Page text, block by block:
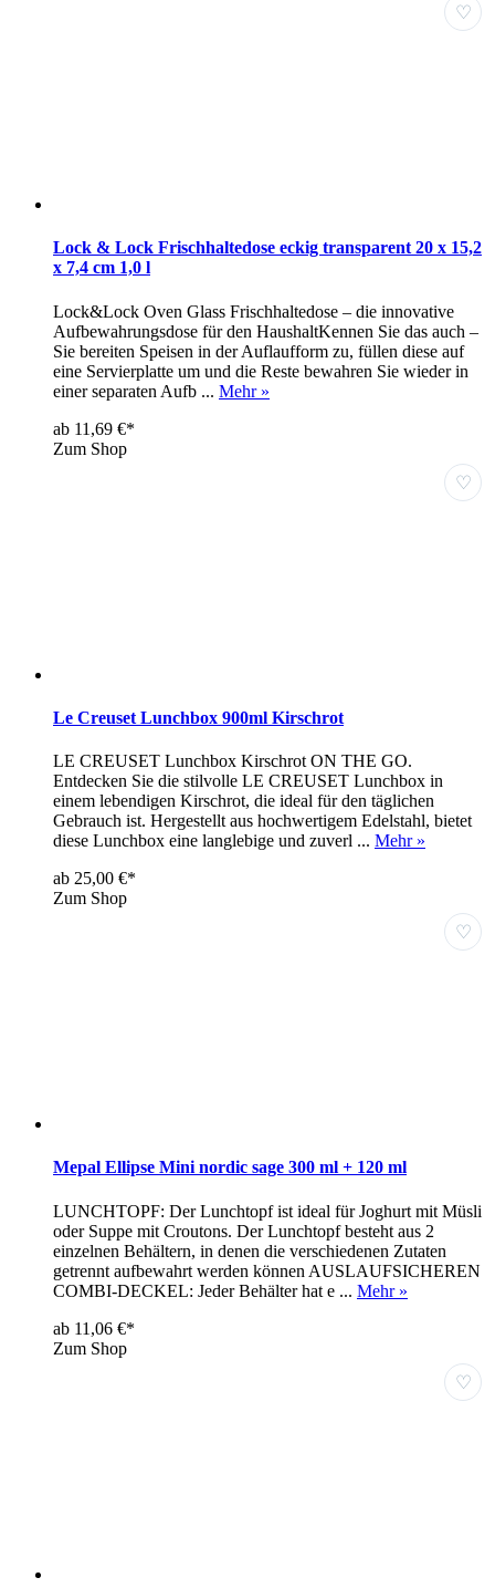
♡
Lock & Lock Frischhaltedose eckig transparent 20 x 15,2
x 7,4 cm 1,0 l
Lock&Lock Oven Glass Frischhaltedose – die innovative
Aufbewahrungsdose für den HaushaltKennen Sie das auch –
Sie bereiten Speisen in der Auflaufform zu, füllen diese auf
eine Servierplatte um und die Reste bewahren Sie wieder in
einer separaten Aufb ... Mehr »
ab 11,69 €*
Zum Shop
♡
Le Creuset Lunchbox 900ml Kirschrot
LE CREUSET Lunchbox Kirschrot ON THE GO.
Entdecken Sie die stilvolle LE CREUSET Lunchbox in
einem lebendigen Kirschrot, die ideal für den täglichen
Gebrauch ist. Hergestellt aus hochwertigem Edelstahl, bietet
diese Lunchbox eine langlebige und zuverl ... Mehr »
ab 25,00 €*
Zum Shop
♡
Mepal Ellipse Mini nordic sage 300 ml + 120 ml
LUNCHTOPF: Der Lunchtopf ist ideal für Joghurt mit Müsli
oder Suppe mit Croutons. Der Lunchtopf besteht aus 2
einzelnen Behältern, in denen die verschiedenen Zutaten
getrennt aufbewahrt werden können AUSLAUFSICHEREN
COMBI-DECKEL: Jeder Behälter hat e ... Mehr »
ab 11,06 €*
Zum Shop
♡